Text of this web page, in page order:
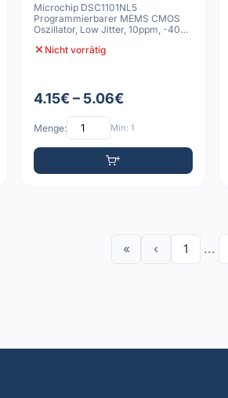
Microchip DSC1101NL5
Programmierbarer MEMS CMOS
Oszillator, Low Jitter, 10ppm, -40C
Nicht vorrätig
4.15€ – 5.06€
Menge: Min: 1
« ‹ 1 ...